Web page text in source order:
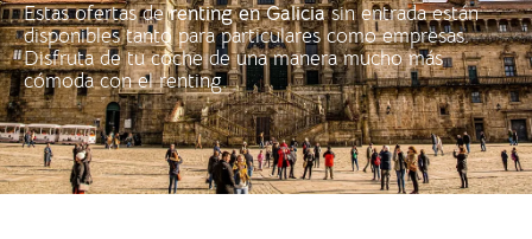
Estas ofertas derenting en Galiciasin entrada están
disponibles tanto para particulares como empresas.
Disfruta de tu coche de una manera mucho más
cómoda con el renting.